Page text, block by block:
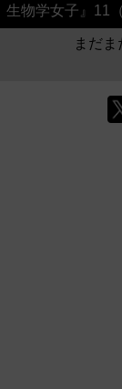
生物学女子』11
まだま